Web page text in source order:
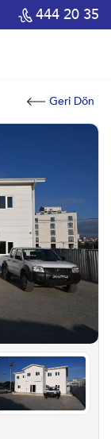
444 20 35
Geri Dön